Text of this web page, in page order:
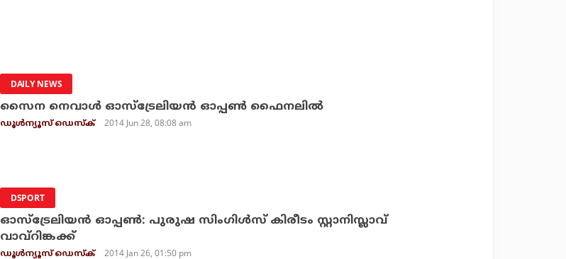
DAILY NEWS
സൈന നെവാള്‍ ഓസ്‌ട്രേലിയന്‍ ഓപ്പണ്‍ ഫൈനലില്‍
ഡൂള്‍ന്യൂസ് ഡെസ്‌ക് 2014 Jun 28, 08:08 am
DSPORT
ഓസ്‌ട്രേലിയന്‍ ഓപ്പണ്‍: പുരുഷ സിംഗിള്‍സ് കിരീടം സ്റ്റാനിസ്ലാവ്
വാവ്‌റിങ്കക്ക്
ഡൂള്‍ന്യൂസ് ഡെസ്‌ക് 2014 Jan 26, 01:50 pm